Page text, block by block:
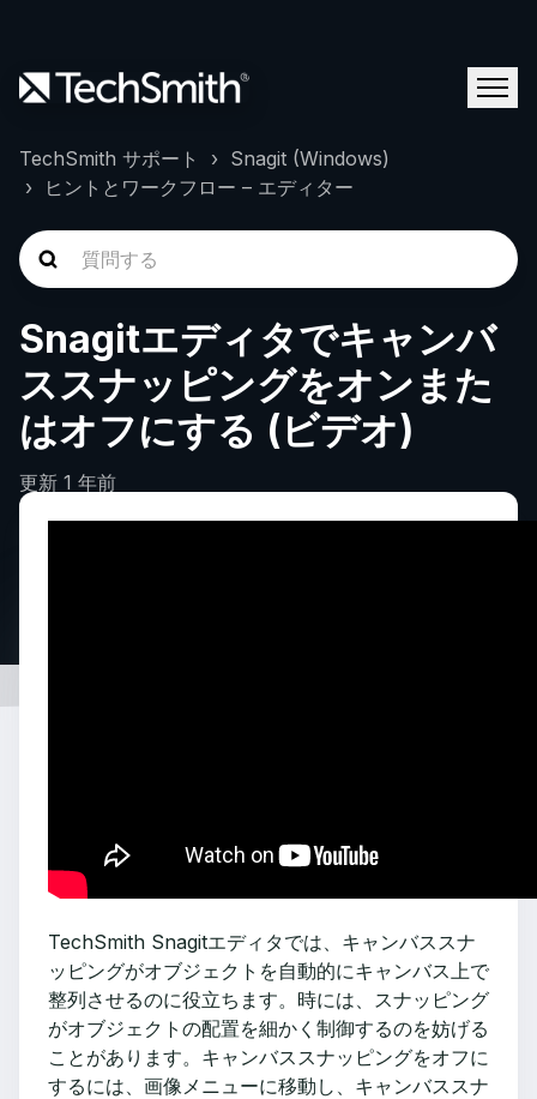
TechSmith サポート
Snagit (Windows)
ヒントとワークフロー – エディター
Snagitエディタでキャンバ
ススナッピングをオンまた
はオフにする (ビデオ)
更新 1 年前
TechSmith Snagitエディタでは、キャンバススナ
ッピングがオブジェクトを自動的にキャンバス上で
整列させるのに役立ちます。時には、スナッピング
がオブジェクトの配置を細かく制御するのを妨げる
ことがあります。キャンバススナッピングをオフに
するには、画像メニューに移動し、キャンバススナ